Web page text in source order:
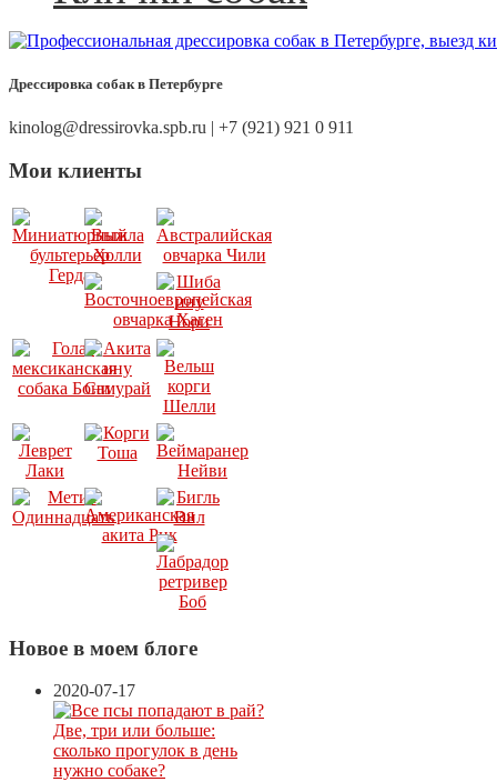
Дрессировка собак в Петербурге
kinolog@dressirovka.spb.ru | +7 (921) 921 0 911
Мои клиенты
Новое в моем блоге
2020-07-17
Две, три или больше:
сколько прогулок в день
нужно собаке?